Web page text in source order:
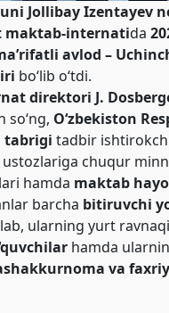
Jollibay Izentayev
maktab-internatida
avlod –
bo‘lib o‘tdi.
direktori J.
O‘zbekiston
tabrigi tadbir
ustozlariga chuqur
hamda maktab
barcha bitiruvchi
ularning yurt
hamda
va